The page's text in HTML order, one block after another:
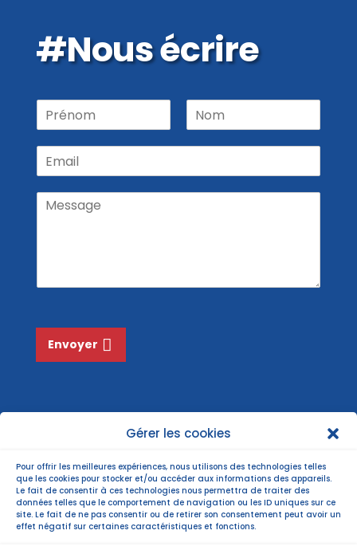
Gérer les cookies
Pour offrir les meilleures expériences, nous utilisons des technologies telles
que les cookies pour stocker et/ou accéder aux informations des appareils.
Le fait de consentir à ces technologies nous permettra de traiter des
données telles que le comportement de navigation ou les ID uniques sur ce
site. Le fait de ne pas consentir ou de retirer son consentement peut avoir un
effet négatif sur certaines caractéristiques et fonctions.
#Nous écrire
P
r
n
o
E
m
M
Envoyer